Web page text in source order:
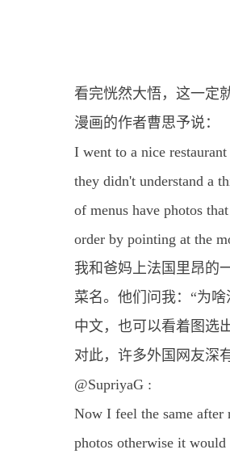
看完恍然大悟，这一定
漫画的作者曹思予说：
I went to a nice
they didn't understand a
of menus have photos
order by pointing at the
我和爸妈上法国里昂的
菜名。他们问我：“为
中文，也可以看着图选
对此，许多外国网友
@SupriyaG :
Now I feel the same
photos otherwise it